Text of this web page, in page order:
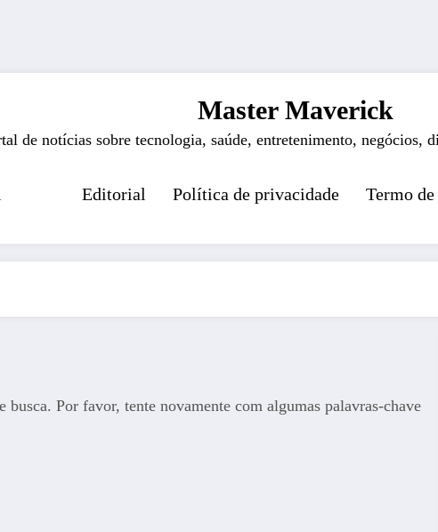
Master Maverick
de notícias sobre tecnologia, saúde, entretenimento, negócios,
Editorial Política de privacidade Termo
busca. Por favor, tente novamente com algumas palavras-chave